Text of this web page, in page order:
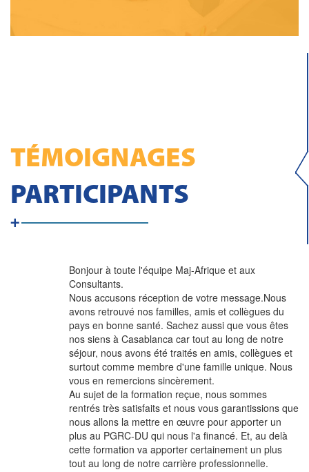
TÉMOIGNAGES
PARTICIPANTS
Bonjour à toute l'équipe Maj-Afrique et aux
Consultants.
Nous accusons réception de votre message.Nous
avons retrouvé nos familles, amis et collègues du
pays en bonne santé. Sachez aussi que vous êtes
nos siens à Casablanca car tout au long de notre
séjour, nous avons été traités en amis, collègues et
surtout comme membre d'une famille unique. Nous
vous en remercions sincèrement.
Au sujet de la formation reçue, nous sommes
rentrés très satisfaits et nous vous garantissions que
nous allons la mettre en œuvre pour apporter un
plus au PGRC-DU qui nous l'a financé. Et, au delà
cette formation va apporter certainement un plus
tout au long de notre carrière professionnelle.